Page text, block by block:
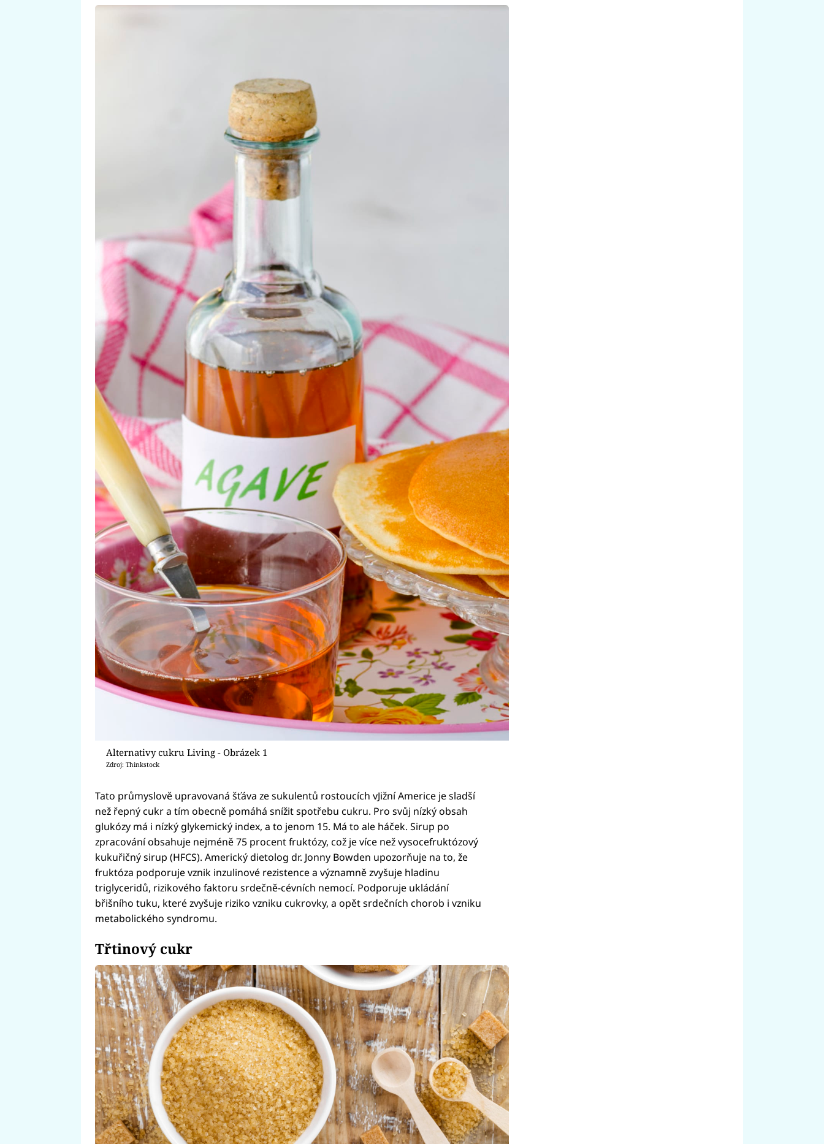
Alternativy cukru Living - Obrázek 1
Zdroj: Thinkstock
Tato průmyslově upravovaná šťáva ze sukulentů rostoucích vJižní Americe je sladší
než řepný cukr a tím obecně pomáhá snížit spotřebu cukru. Pro svůj nízký obsah
glukózy má i nízký glykemický index, a to jenom 15. Má to ale háček. Sirup po
zpracování obsahuje nejméně 75 procent fruktózy, což je více než vysocefruktózový
kukuřičný sirup (HFCS). Americký dietolog dr. Jonny Bowden upozorňuje na to, že
fruktóza podporuje vznik inzulinové rezistence a významně zvyšuje hladinu
triglyceridů, rizikového faktoru srdečně-cévních nemocí. Podporuje ukládání
břišního tuku, které zvyšuje riziko vzniku cukrovky, a opět srdečních chorob i vzniku
metabolického syndromu.
Třtinový cukr